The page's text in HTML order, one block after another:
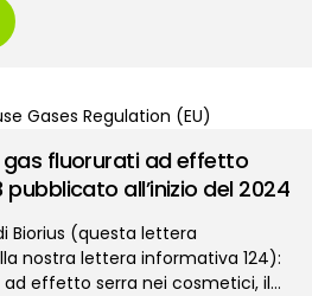
gas fluorurati ad effetto
all’inizio del 2024
Biorius (questa lettera
nostra lettera informativa 124):
effetto serra nei cosmetici, il…